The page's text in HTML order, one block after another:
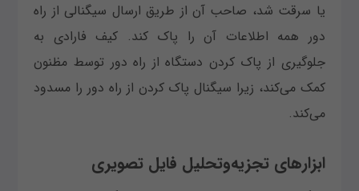
یا سرقت شد، صاحب آن از طریق ارسال سیگنالی از راه
دور همه اطلاعات آن را پاک کند. کیف فارادی به
جلوگیری از پاک کردن دستگاه از راه دور توسط مظنون
کمک می‌کند، زیرا سیگنال پاک کردن از راه دور را مسدود
می‌کند.
ابزارهای تجزیه‌و‌تحلیل فایل تصویری